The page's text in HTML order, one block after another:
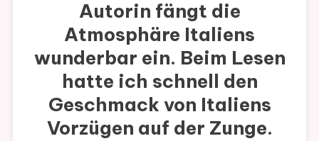
Autorin fängt die
Atmosphäre Italiens
wunderbar ein. Beim Lesen
hatte ich schnell den
Geschmack von Italiens
Vorzügen auf der Zunge.